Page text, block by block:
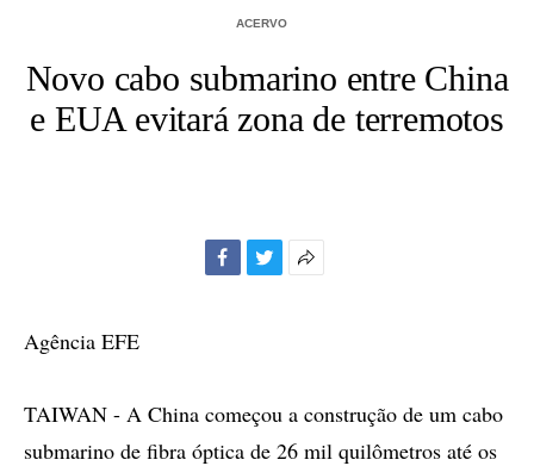
ACERVO
Novo cabo submarino entre China
e EUA evitará zona de terremotos
Agência EFE
TAIWAN - A China começou a construção de um cabo
submarino de fibra óptica de 26 mil quilômetros até os